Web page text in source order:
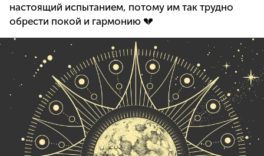
настоящий испытанием, потому им так трудно
обрести покой и гармонию 💔